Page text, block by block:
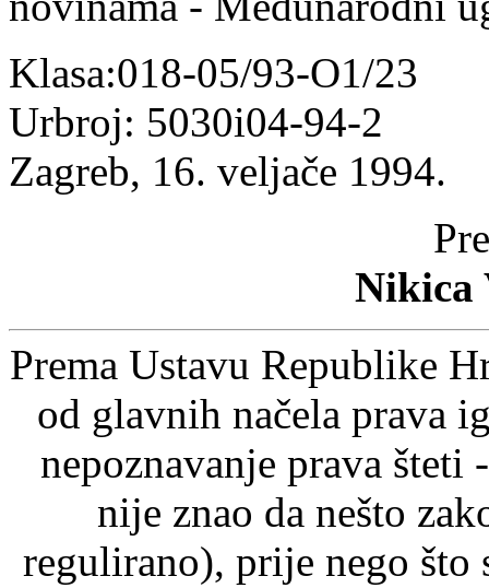
Klasa:018-05/93-O1/23
Urbroj: 5030i04-94-2
Zagreb, 16. veljače 1994.
Nikica
Prema Ustavu Republike
od glavnih načela prava
nepoznavanje prava šteti
nije znao da nešto
regulirano), prije nego što